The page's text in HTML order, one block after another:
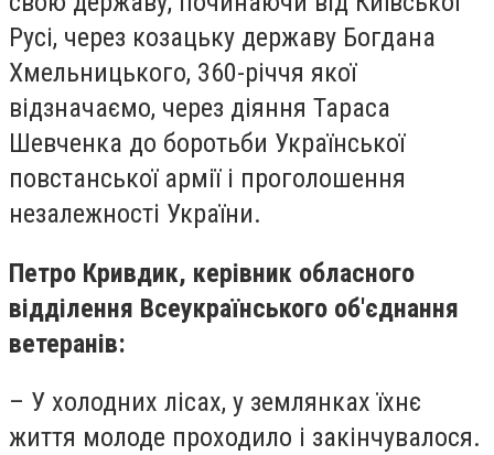
Русі, через козацьку державу Богдана
Хмельницького, 360-річчя якої
відзначаємо, через діяння Тараса
Шевченка до боротьби Української
повстанської армії і проголошення
незалежності України.
Петро Кривдик, керівник обласного
відділення Всеукраїнського об'єднання
ветеранів:
– У холодних лісах, у землянках їхнє
життя молоде проходило і закінчувалося.